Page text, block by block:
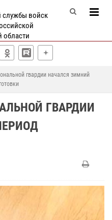
службы войск
гвардии начался зимний
ГВАРДИИ